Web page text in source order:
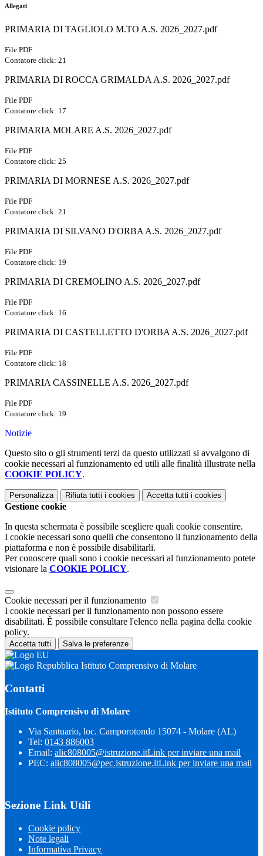
Allegati
PRIMARIA DI TAGLIOLO M.TO A.S. 2026_2027.pdf
File PDF
Contatore click: 21
PRIMARIA DI ROCCA GRIMALDA A.S. 2026_2027.pdf
File PDF
Contatore click: 17
PRIMARIA MOLARE A.S. 2026_2027.pdf
File PDF
Contatore click: 25
PRIMARIA DI MORNESE A.S. 2026_2027.pdf
File PDF
Contatore click: 21
PRIMARIA DI SILVANO D'ORBA A.S. 2026_2027.pdf
File PDF
Contatore click: 19
PRIMARIA DI CREMOLINO A.S. 2026_2027.pdf
File PDF
Contatore click: 16
PRIMARIA DI CASTELLETTO D'ORBA A.S. 2026_2027.pdf
File PDF
Contatore click: 18
PRIMARIA CASSINELLE A.S. 2026_2027.pdf
File PDF
Contatore click: 19
Notizie
Questo sito o gli strumenti terzi da questo utilizzati si avvalgono di
cookie necessari al funzionamento ed utili alle finalità illustrate nella
COOKIE POLICY.
Personalizza Rifiuta tutti i cookies Accetta tutti i cookies
Gestione cookie
In questa schermata è possibile scegliere quali cookie consentire.
I cookie necessari sono quelli che consentono il funzionamento della
piattaforma e non è possibile disabilitarli.
Per conoscere quali sono i cookie necessari al funzionamento potete
visionare la COOKIE POLICY.
Cookie necessari per il funzionamento
I cookie necessari per il funzionamento non possono essere
disabilitati. È possibile consultare l'elenco nella pagina della cookie
policy.
Accetta tutti Salva le preferenze
Istituto Comprensivo di Molare
Contatti
Istituto Comprensivo di Molare
Via Santuario, loc. Camporotondo 15074 - Molare (AL)
Tel: 0143 886003
Email: alic808005@istruzione.itLink per inviare una mail
PEC: alic808005@pec.istruzione.itLink per inviare una mail
Sezione Link Utili
Cookie policy
Note legali
Informativa Privacy